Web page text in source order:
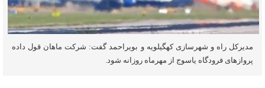
مدیرکل راه و شهرسازی کهگیلویه و بویراحمد گفت: شرکت ماهان قول داده
پروازهای فرودگاه یاسوج از مهرماه روزانه شود.